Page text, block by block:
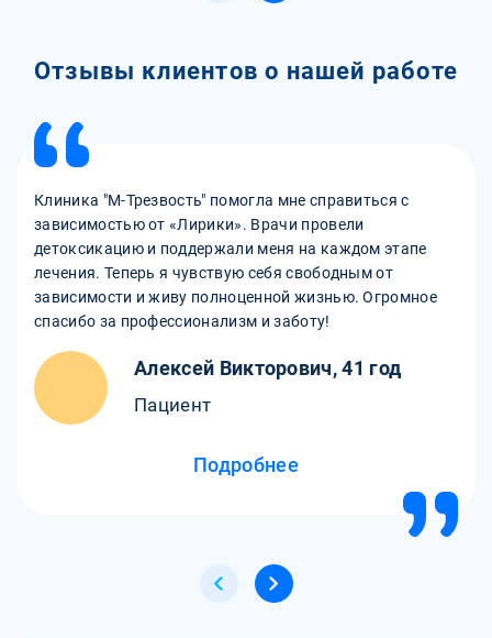
Отзывы клиентов о нашей работе
Клиника "М-Трезвость" помогла мне справиться с
зависимостью от «Лирики». Врачи провели
детоксикацию и поддержали меня на каждом этапе
лечения. Теперь я чувствую себя свободным от
зависимости и живу полноценной жизнью. Огромное
спасибо за профессионализм и заботу!
Алексей Викторович, 41 год
Пациент
Подробнее